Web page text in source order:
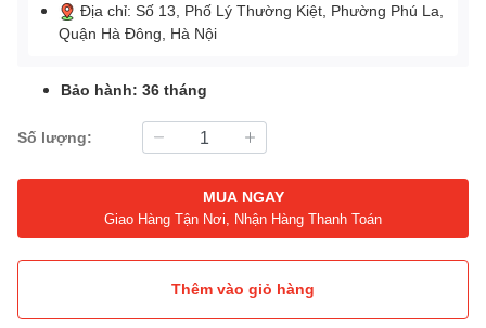
Địa chỉ: Số 13, Phố Lý Thường Kiệt, Phường Phú La,
Quận Hà Đông, Hà Nội
Bảo hành: 36 tháng
Số lượng:
MUA NGAY
Giao Hàng Tận Nơi, Nhận Hàng Thanh Toán
Thêm vào giỏ hàng